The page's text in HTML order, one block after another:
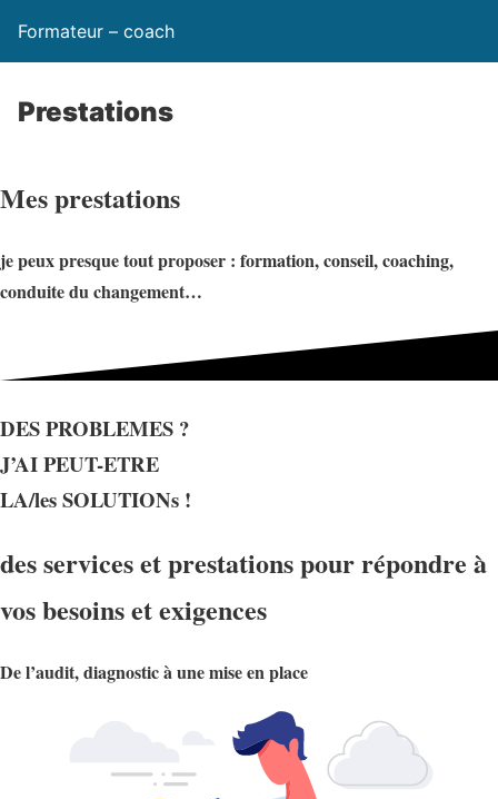
Formateur – coach
Prestations
Mes prestations
je peux presque tout proposer : formation, conseil, coaching,
conduite du changement…
DES PROBLEMES ?
J’AI PEUT-ETRE
LA/les SOLUTIONs !
des services et prestations pour répondre à
vos besoins et exigences
De l’audit, diagnostic à une mise en place